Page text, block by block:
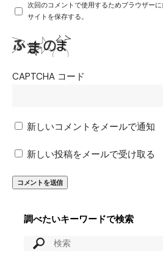
次回のコメントで使用するためブラウザーに
サイトを保存する。
CAPTCHA コード
新しいコメントをメールで通知
新しい投稿をメールで受け取る
調べたいキーワードで検索